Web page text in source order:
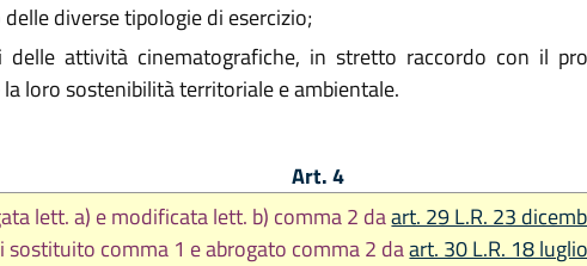
diverse tipologie di esercizio;
delle attività cinematografiche, in stretto raccordo con il
loro sostenibilità territoriale e ambientale.
Art. 4
lett. a) e modificata lett. b) comma 2 daart. 29 L.R. 23
sostituito comma 1 e abrogato comma 2 daart. 30 L.R. 18